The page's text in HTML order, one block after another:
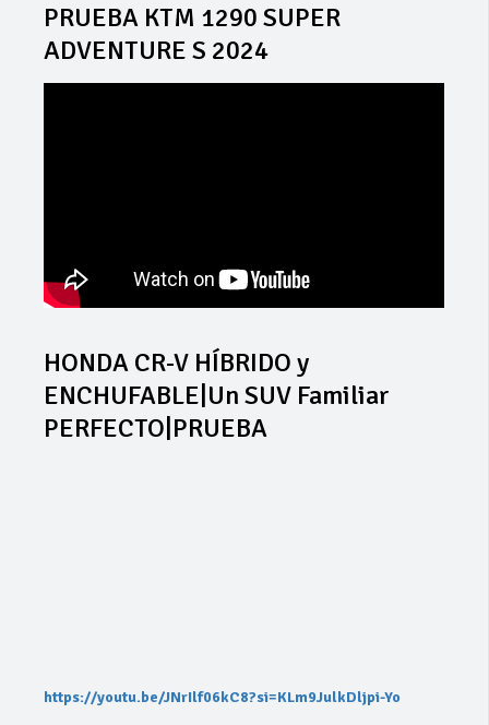
PRUEBA KTM 1290 SUPER
ADVENTURE S 2024
HONDA CR-V HÍBRIDO y
ENCHUFABLE|Un SUV Familiar
PERFECTO|PRUEBA
https://youtu.be/JNrIlf06kC8?si=KLm9JulkDljpi-Yo